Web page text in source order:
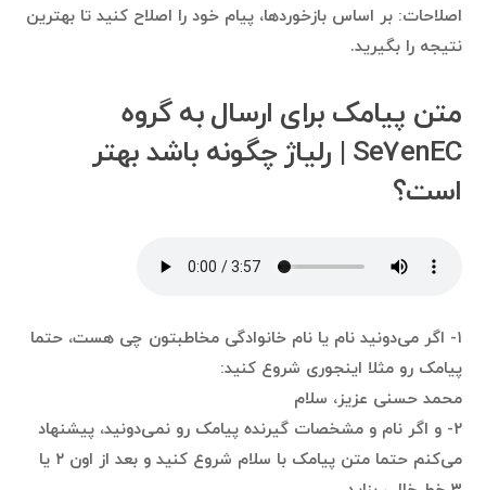
اصلاحات: بر اساس بازخوردها، پیام خود را اصلاح کنید تا بهترین
نتیجه را بگیرید.
متن پیامک برای ارسال به گروه
Se7enEC | رلیاژ چگونه باشد بهتر
است؟
۱- اگر می‌دونید نام یا نام خانوادگی مخاطبتون چی هست، حتما
پیامک رو مثلا اینجوری شروع کنید:
محمد حسنی عزیز، سلام
۲- و اگر نام و مشخصات گیرنده پیامک رو نمی‌دونید، پیشنهاد
می‌کنم حتما متن پیامک با سلام شروع کنید و بعد از اون ۲ یا